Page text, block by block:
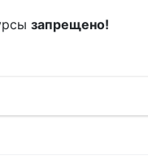
запрещено!